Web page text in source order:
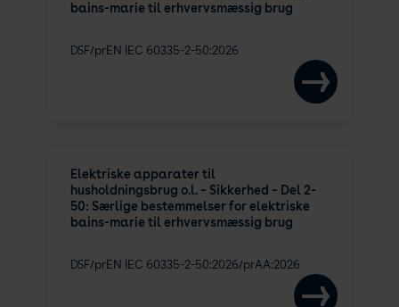
bains-marie til erhvervsmæssig brug
DSF/prEN IEC 60335-2-50:2026
Elektriske apparater til
husholdningsbrug o.l. – Sikkerhed – Del 2-
50: Særlige bestemmelser for elektriske
bains-marie til erhvervsmæssig brug
DSF/prEN IEC 60335-2-50:2026/prAA:2026